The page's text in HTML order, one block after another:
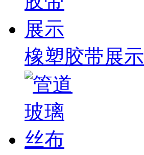
橡塑胶带展示